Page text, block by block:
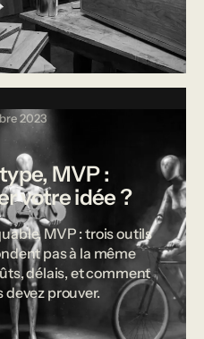
2023
MVP :
votre idée ?
MVP : trois outils
pas à la même
délais, et comment
devez prouver.